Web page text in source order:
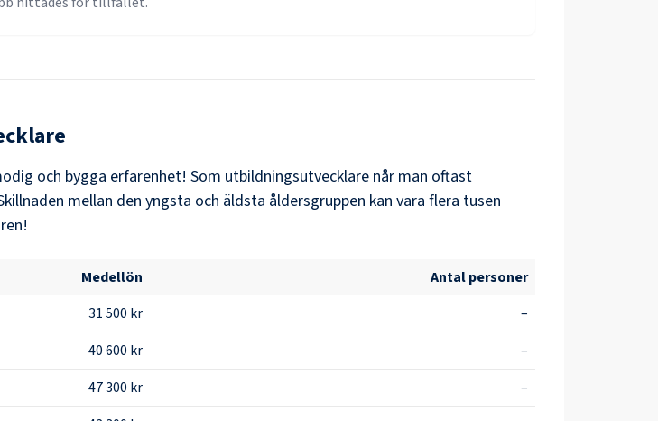
och bygga erfarenhet! Som utbildningsutvecklare når man oftast
mellan den yngsta och äldsta åldersgruppen kan vara flera tusen
Medellön
Antal personer
31 500 kr
–
40 600 kr
–
47 300 kr
–